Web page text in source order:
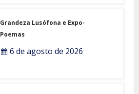
Grandeza Lusófona e Expo-
Poemas
6 de agosto de 2026